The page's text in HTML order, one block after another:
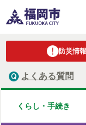
防災情報
よくある質問
くらし・手続き